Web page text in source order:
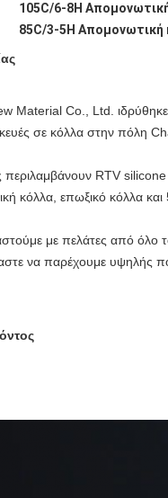
105C/6-8H
85C/3-5H Απομονωτική
Material Co., Ltd. ιδρύθηκε
σε κόλλα στην πόλη
περιλαμβάνουν RTV
κόλλα, επωξικό κόλλα
με πελάτες από όλο
να παρέχουμε υψηλής